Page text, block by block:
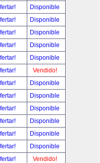
Disponible
Disponible
Disponible
Disponible
Disponible
Vendido!
Disponible
Disponible
Disponible
Disponible
Disponible
Disponible
Vendido!